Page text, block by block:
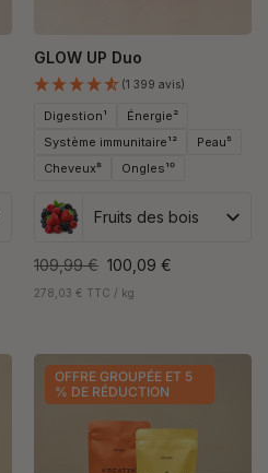
GLOW UP Duo
(1 399 avis)
Digestion¹
Énergie²
Système immunitaire¹²
Peau⁵
Cheveux⁸
Ongles¹⁰
Fruits des bois
109,99 € 100,09 €
278,03 € TTC / kg
OFFRE GROUPÉE ET 5
% DE RÉDUCTION